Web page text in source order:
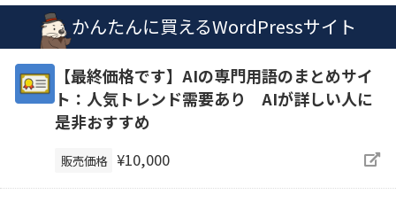
かんたんに買えるWordPressサイト
【最終価格です】AIの専門用語のまとめサイ
ト：人気トレンド需要あり AIが詳しい人に
是非おすすめ
販売価格 ¥10,000